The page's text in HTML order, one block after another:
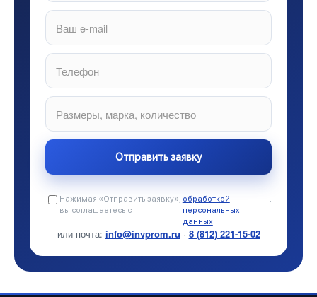
Нажимая «Отправить заявку»,
вы соглашаетесь с
обработкой
персональных
данных
.
или почта: info@invprom.ru · 8 (812) 221-15-02